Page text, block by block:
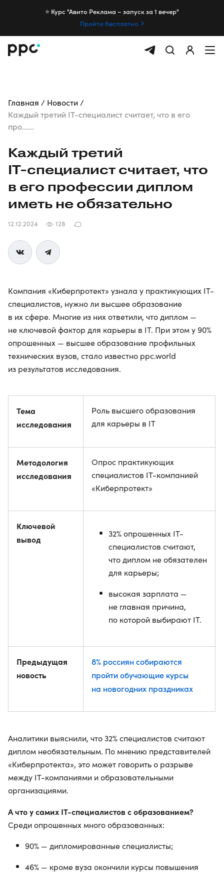
⭐️ Курс "Авито Реклама – запуск за 1 вечер"
Пройти бесплатно
Главная
Новости
Каждый третий IT-специалист считает, что в его
про......
Каждый третий
IT-специалист считает, что
в его профессии диплом
иметь не обязательно
12.12.2024 128
Компания «Киберпротект» узнала у практикующих IT-
специалистов, нужно ли высшее образование
в их сфере. Многие из них ответили, что диплом —
не ключевой фактор для карьеры в IT. При этом у 90%
опрошенных — высшее образование профильных
технических вузов, стало известно ppc.world
из результатов исследования.
Тема
исследования
Роль высшего образования
для карьеры в IT
Методология
исследования
Опрос практикующих
специалистов IT-компанией
«Киберпротект»
Ключевой
вывод
32% опрошенных IT-
специалистов считают,
что диплом не обязателен
для карьеры;
высокая зарплата —
не главная причина,
по которой выбирают IT.
Предыдущая
новость
8% россиян собираются
пройти обучающие курсы
на новогодних праздниках
Аналитики выяснили, что 32% специалистов считают
диплом необязательным. По мнению представителей
«Киберпротекта», это может говорить о разрыве
между IT-компаниями и образовательными
организациями.
А что у самих IT-специалистов с образованием?
Среди опрошенных много образованных:
90% — дипломированные специалисты;
46% — кроме вуза окончили курсы повышения